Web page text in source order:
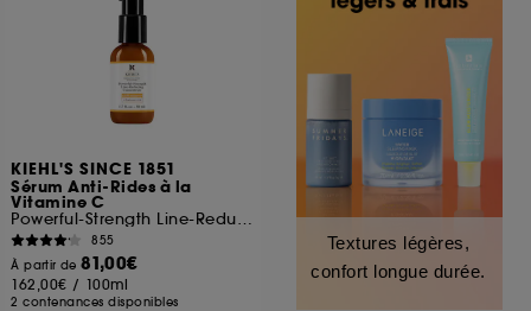
KIEHL'S SINCE 1851
Sérum Anti-Rides à la
Vitamine C
Powerful-Strength Line-Reducing Concentrate
855
À partir de81,00€
162,00€ / 100ml
2 contenances disponibles
Textures légères,
confort longue durée.